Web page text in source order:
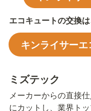
エコキュートの交換
キンライサー
ミズテック
メーカーからの直接
にカットし、業界ト